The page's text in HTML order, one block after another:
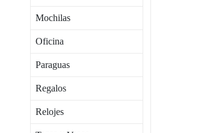
Mochilas
Oficina
Paraguas
Regalos
Relojes